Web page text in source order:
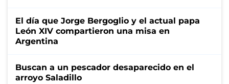
El día que Jorge Bergoglio y el actual papa
León XIV compartieron una misa en
Argentina
Buscan a un pescador desaparecido en el
arroyo Saladillo